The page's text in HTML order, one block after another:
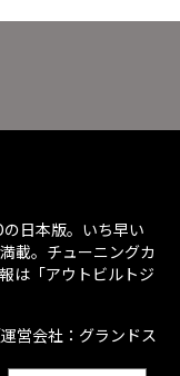
日本版。いち早い
載。チューニングカ
は「アウトビルトジ
営会社：グランドス